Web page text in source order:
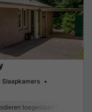
Slaapkamers
toegestaan *